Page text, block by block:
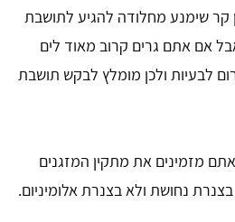
קר שימנע מחלודה להגיע לתושבת
אם אתם גרים קרוב מאוד לים
לבעיות ולכן מומלץ לבקש תושבת
מזמינים את מתקין המזגנים
נחושת ולא בצנרת אלומיניום.